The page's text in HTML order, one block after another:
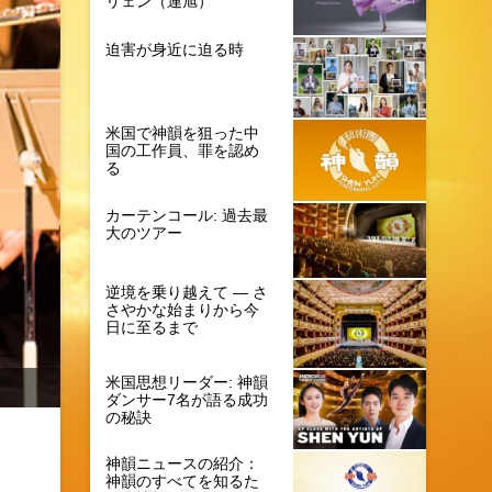
迫害が身近に迫る時
米国で神韻を狙った中
国の工作員、罪を認め
る
カーテンコール: 過去最
大のツアー
逆境を乗り越えて ― さ
さやかな始まりから今
日に至るまで
米国思想リーダー: 神韻
ダンサー7名が語る成功
の秘訣
神韻ニュースの紹介：
神韻のすべてを知るた